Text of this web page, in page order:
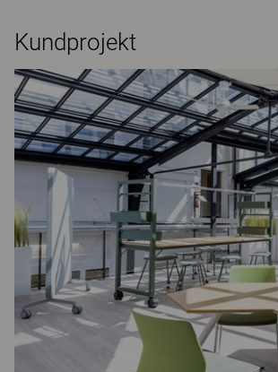
Kundprojekt